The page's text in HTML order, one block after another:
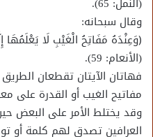
وقال سبحانه:
﴿وَعِنْدَهُ مَفَاتِحُ الْغَيْبِ لَا يَعْلَمُهَا
(الأنعام: 59).
فهاتان الآيتان تقطعان
مفاتيح الغيب أو القدرة على
وقد يختلط الأمر على البعض
العرافين تصدق لهم كلمة أو